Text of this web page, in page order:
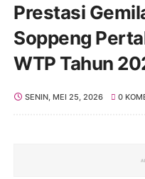
Prestasi
Soppeng
WTP Tahun
SENIN, MEI 25, 2026 0